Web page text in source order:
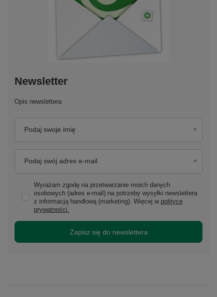
Newsletter
Opis newslettera
Podaj swoje imię
Podaj swój adres e-mail
Wyrażam zgodę na przetwarzanie moich danych
osobowych (adres e-mail) na potrzeby wysyłki newslettera
z informacją handlową (marketing). Więcej w polityce
prywatności.
Zapisz się do newslettera